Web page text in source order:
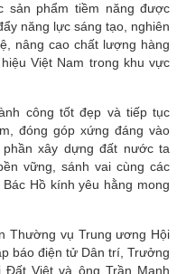
sản phẩm tiềm năng được
năng lực sáng tạo, nghiên
nâng cao chất lượng hàng
Việt Nam trong khu vực
công tốt đẹp và tiếp tục
đóng góp xứng đáng vào
xây dựng đất nước ta
vững, sánh vai cùng các
Hồ kính yêu hằng mong
Thường vụ Trung ương Hội
báo điện tử Dân trí, Trưởng
Việt và ông Trần Mạnh